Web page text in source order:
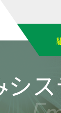
シ